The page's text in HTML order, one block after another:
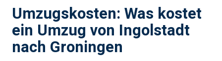
Umzugskosten: Was kostet
ein Umzug von Ingolstadt
nach Groningen